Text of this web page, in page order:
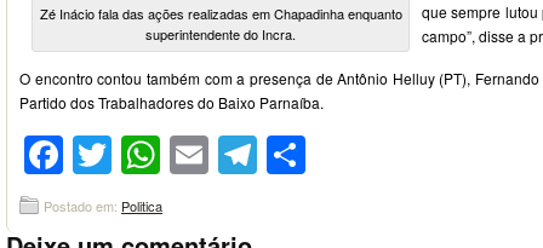
Zé Inácio fala das ações realizadas em Chapadinha enquanto
superintendente do Incra.
que sempre
campo”, disse a
O encontro contou também com a presença de Antônio Helluy (PT),
Partido dos Trabalhadores do Baixo Parnaíba.
Facebook
Twitter
WhatsApp
EmailTelegram
Postado em: Politica